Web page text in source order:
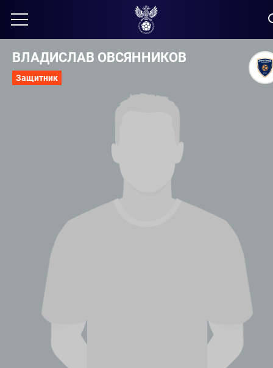
ВЛАДИСЛАВ ОВСЯННИКОВ
Защитник